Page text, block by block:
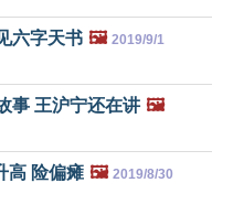
六字天书 🖼️ 2019/9/1
事 王沪宁还在讲 🖼️
高 险偏瘫 🖼️ 2019/8/30